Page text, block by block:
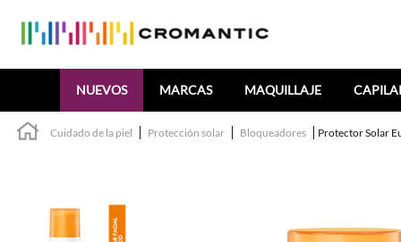
NUEVOS MARCAS MAQUILLAJE
Cuidado de la piel Protección solar Bloqueadores Protector Solar